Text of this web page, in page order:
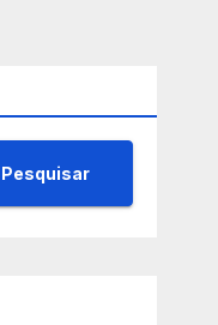
Pesquisar